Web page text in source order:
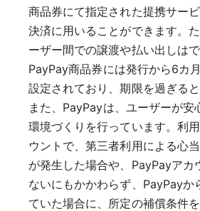
商品券にて指定された提携サー
決済に用いることができます。
ーザー間での譲渡や払い出しはで
PayPay商品券には発行から6カ
設定されており、期限を過ぎると
また、PayPayは、ユーザーが安
環境づくりを行っています。利
ウントで、第三者利用による心
が発生した場合や、PayPayアカ
ないにもかかわらず、PayPayか
ていた場合に、所定の補償条件